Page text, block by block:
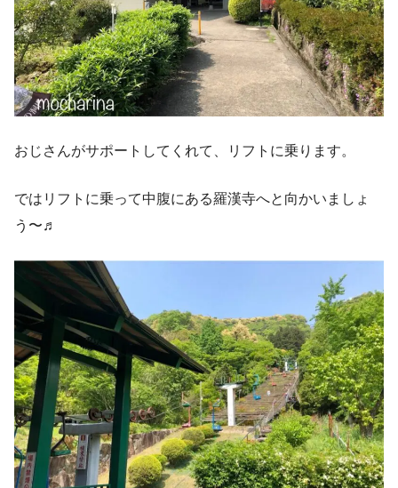
おじさんがサポートしてくれて、リフトに乗ります。
ではリフトに乗って中腹にある羅漢寺へと向かいましょ
う〜♬